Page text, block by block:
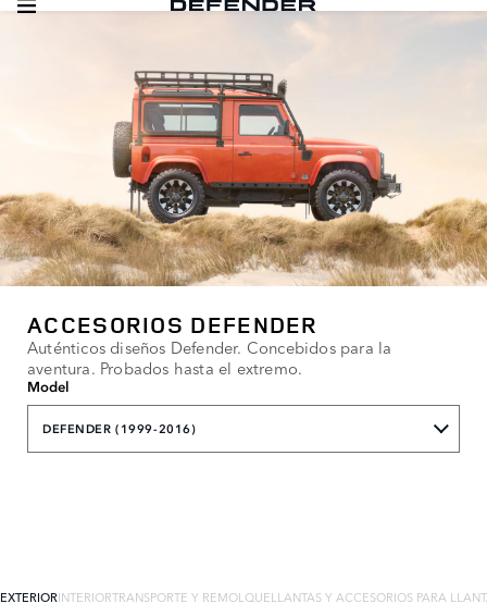
ACCESORIOS DEFENDER
Auténticos diseños Defender. Concebidos para la
aventura. Probados hasta el extremo.
Model
DEFENDER (1999-2016)
EXTERIORINTERIORTRANSPORTE Y REMOLQUELLANTAS Y ACCESORIOS PARA